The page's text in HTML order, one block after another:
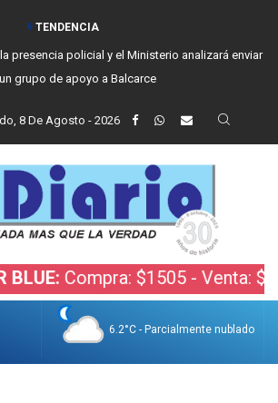
TENDENCIA
y concejales se manifestaron contra el proyecto
Inviolabilidad de la Propiedad Privada
8 De Agosto - 2026
Compra: $1505 - Venta: $1525 |
6.2°C - Parcialmente nublado